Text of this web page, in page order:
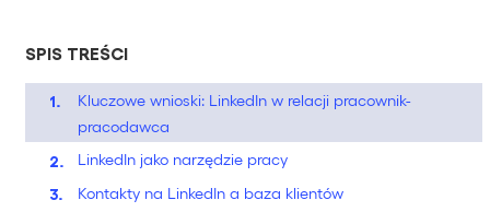
SPIS TREŚCI
Kluczowe wnioski: LinkedIn w relacji pracownik-
pracodawca
LinkedIn jako narzędzie pracy
Kontakty na LinkedIn a baza klientów